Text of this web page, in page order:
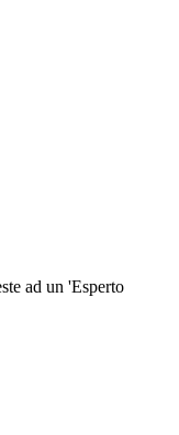
ad un 'Esperto